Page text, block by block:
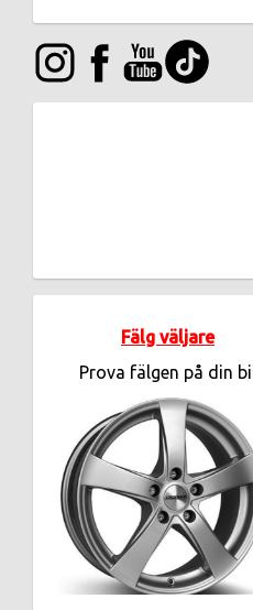
Fälg väljare
Prova fälgen på din